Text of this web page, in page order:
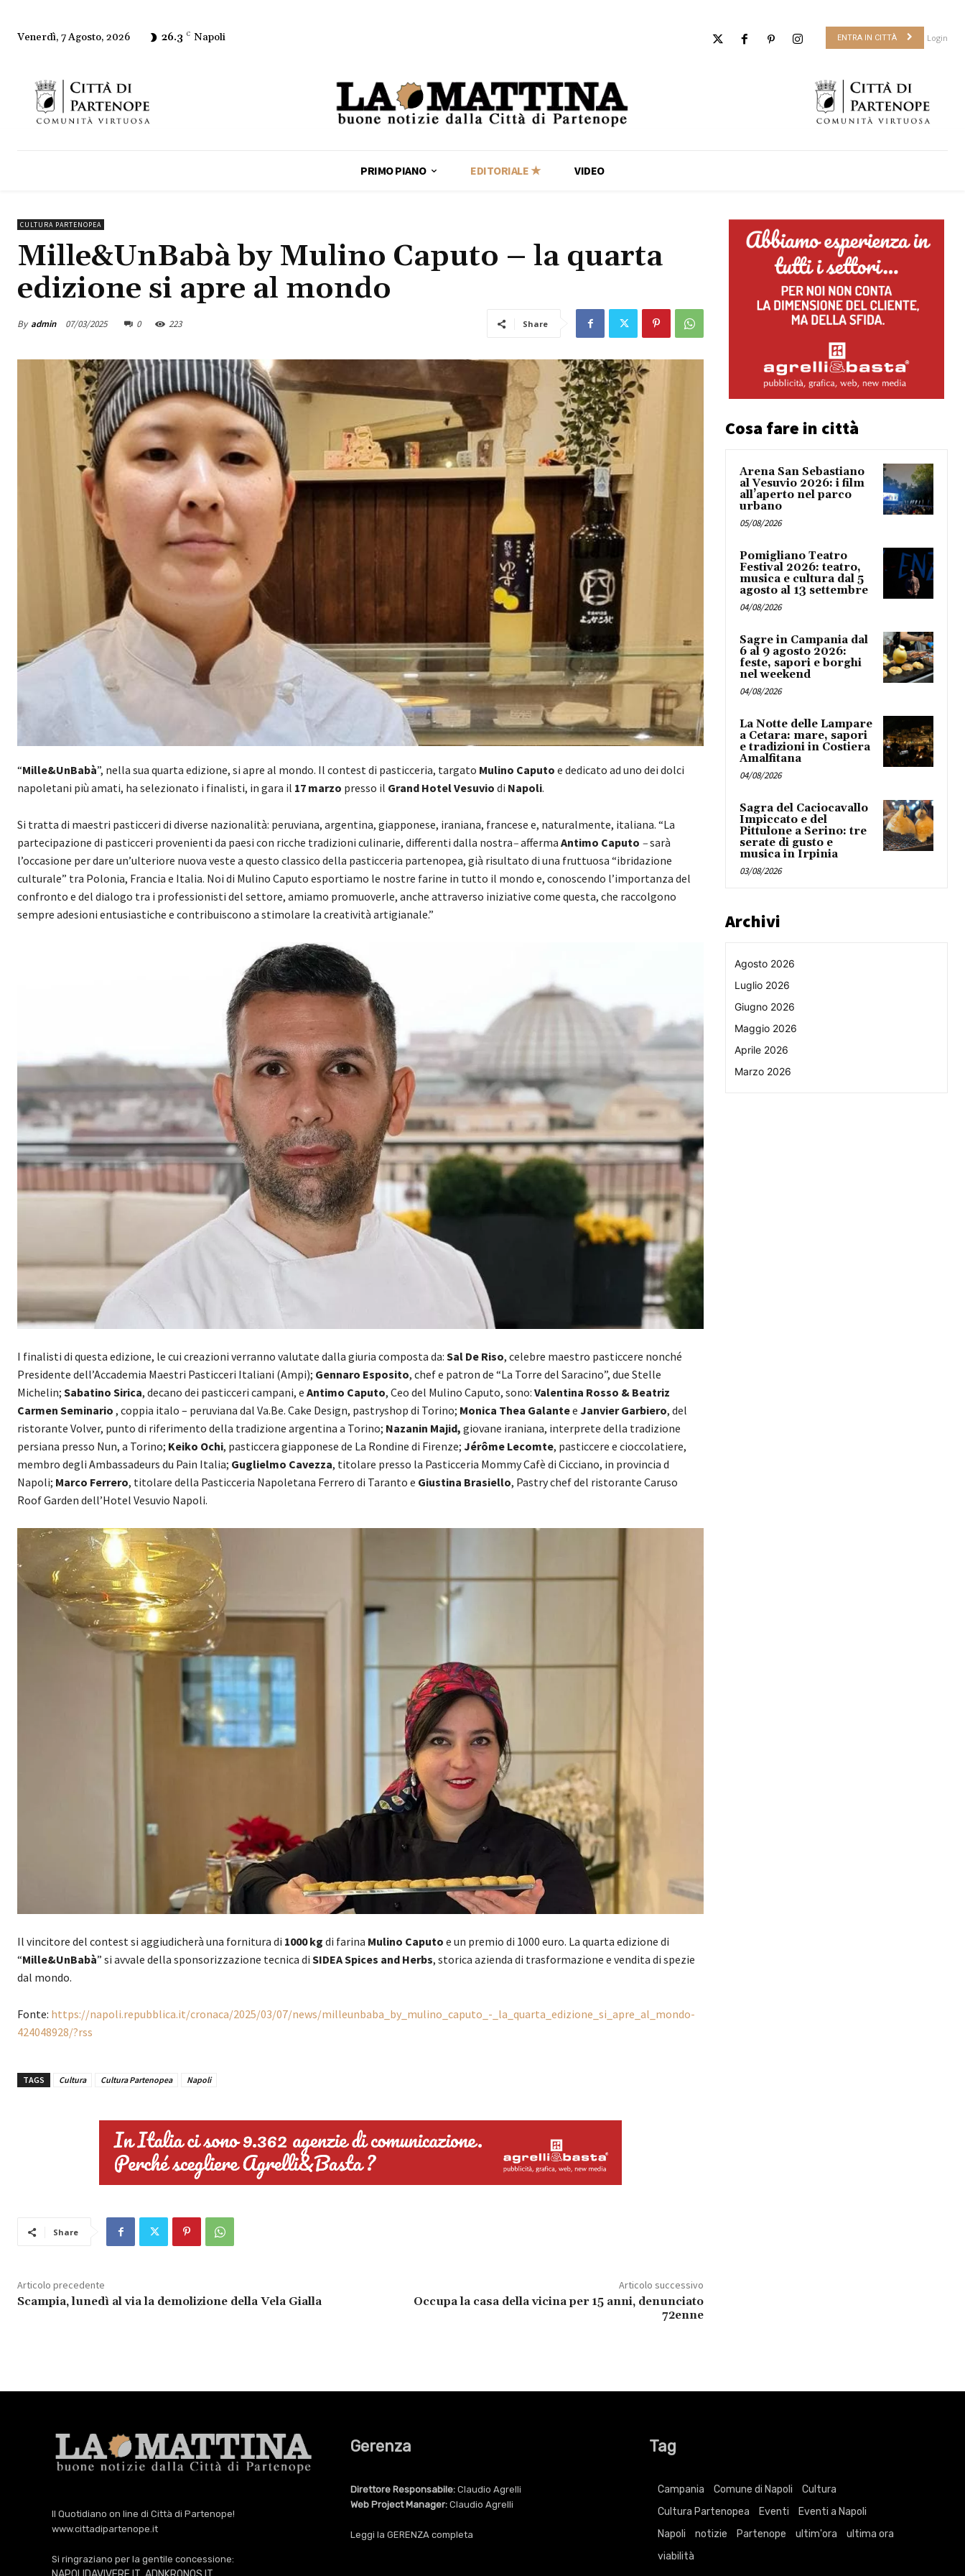
Venerdì, 7 Agosto, 2026 26.3 C Napoli ENTRA IN CITTÀ Login
PRIMO PIANO EDITORIALE ★ VIDEO
CULTURA PARTENOPEA
Mille&UnBabà by Mulino Caputo – la quarta
edizione si apre al mondo
By admin 07/03/2025 0 223 Share
“Mille&UnBabà”, nella sua quarta edizione, si apre al mondo. Il contest di pasticceria, targato Mulino Caputo e dedicato ad uno dei dolci
napoletani più amati, ha selezionato i finalisti, in gara il 17 marzo presso il Grand Hotel Vesuvio di Napoli.
Si tratta di maestri pasticceri di diverse nazionalità: peruviana, argentina, giapponese, iraniana, francese e, naturalmente, italiana. “La
partecipazione di pasticceri provenienti da paesi con ricche tradizioni culinarie, differenti dalla nostra–afferma Antimo Caputo –sarà
l’occasione per dare un’ulteriore nuova veste a questo classico della pasticceria partenopea, già risultato di una fruttuosa “ibridazione
culturale” tra Polonia, Francia e Italia. Noi di Mulino Caputo esportiamo le nostre farine in tutto il mondo e, conoscendo l’importanza del
confronto e del dialogo tra i professionisti del settore, amiamo promuoverle, anche attraverso iniziative come questa, che raccolgono
sempre adesioni entusiastiche e contribuiscono a stimolare la creatività artigianale.”
I finalisti di questa edizione, le cui creazioni verranno valutate dalla giuria composta da: Sal De Riso, celebre maestro pasticcere nonché
Presidente dell’Accademia Maestri Pasticceri Italiani (Ampi); Gennaro Esposito, chef e patron de “La Torre del Saracino”, due Stelle
Michelin; Sabatino Sirica, decano dei pasticceri campani, e Antimo Caputo, Ceo del Mulino Caputo, sono: Valentina Rosso & Beatriz
Carmen Seminario , coppia italo – peruviana dal Va.Be. Cake Design, pastryshop di Torino; Monica Thea Galantee Janvier Garbiero, del
ristorante Volver, punto di riferimento della tradizione argentina a Torino; Nazanin Majid, giovane iraniana, interprete della tradizione
persiana presso Nun, a Torino; Keiko Ochi, pasticcera giapponese de La Rondine di Firenze; Jérôme Lecomte, pasticcere e cioccolatiere,
membro degli Ambassadeurs du Pain Italia; Guglielmo Cavezza, titolare presso la Pasticceria Mommy Cafè di Cicciano, in provincia d
Napoli; Marco Ferrero, titolare della Pasticceria Napoletana Ferrero di Taranto e Giustina Brasiello, Pastry chef del ristorante Caruso
Roof Garden dell’Hotel Vesuvio Napoli.
Il vincitore del contest si aggiudicherà una fornitura di 1000 kg di farina Mulino Caputo e un premio di 1000 euro. La quarta edizione di
“Mille&UnBabà” si avvale della sponsorizzazione tecnica di SIDEA Spices and Herbs, storica azienda di trasformazione e vendita di spezie
dal mondo.
Fonte: https://napoli.repubblica.it/cronaca/2025/03/07/news/milleunbaba_by_mulino_caputo_-_la_quarta_edizione_si_apre_al_mondo-
424048928/?rss
TAGS Cultura Cultura Partenopea Napoli
Share
Articolo precedente
Scampia, lunedì al via la demolizione della Vela Gialla
Articolo successivo
Occupa la casa della vicina per 15 anni, denunciato
72enne
Cosa fare in città
Arena San Sebastiano
al Vesuvio 2026: i film
all’aperto nel parco
urbano
05/08/2026
Pomigliano Teatro
Festival 2026: teatro,
musica e cultura dal 5
agosto al 13 settembre
04/08/2026
Sagre in Campania dal
6 al 9 agosto 2026:
feste, sapori e borghi
nel weekend
04/08/2026
La Notte delle Lampare
a Cetara: mare, sapori
e tradizioni in Costiera
Amalfitana
04/08/2026
Sagra del Caciocavallo
Impiccato e del
Pittulone a Serino: tre
serate di gusto e
musica in Irpinia
03/08/2026
Archivi
Agosto 2026
Luglio 2026
Giugno 2026
Maggio 2026
Aprile 2026
Marzo 2026
Il Quotidiano on line di Città di Partenope!
www.cittadipartenope.it
Si ringraziano per la gentile concessione:
Gerenza
Direttore Responsabile: Claudio Agrelli
Web Project Manager: Claudio Agrelli
Leggi la GERENZA completa
Tag
Campania Comune di Napoli
Cultura
Cultura Partenopea
Eventi
Eventi a Napoli
Napoli
notizie Partenope ultim'ora
ultima ora
viabilità